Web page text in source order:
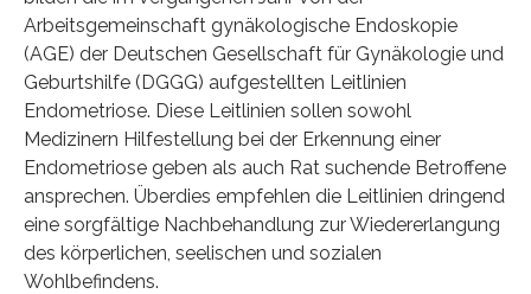
Arbeitsgemeinschaft gynäkologische Endoskopie
(AGE) der Deutschen Gesellschaft für Gynäkologie und
Geburtshilfe (DGGG) aufgestellten Leitlinien
Endometriose. Diese Leitlinien sollen sowohl
Medizinern Hilfestellung bei der Erkennung einer
Endometriose geben als auch Rat suchende Betroffene
ansprechen. Überdies empfehlen die Leitlinien dringend
eine sorgfältige Nachbehandlung zur Wiedererlangung
des körperlichen, seelischen und sozialen
Wohlbefindens.